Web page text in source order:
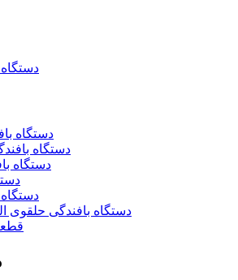
دستگاه
دستگاه
دستگاه
دستگاه بافندگی حلقوی